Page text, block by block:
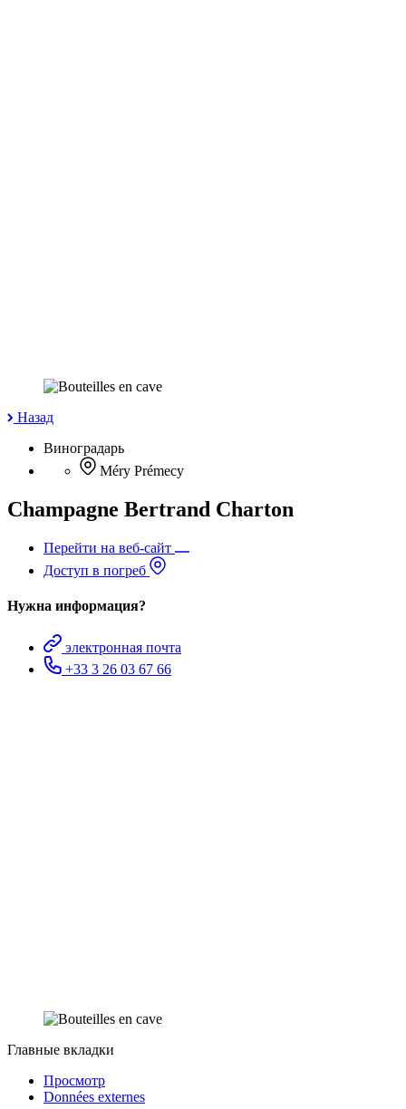
Назад
Виноградарь
Méry Prémecy
Champagne Bertrand Charton
Перейти на веб-сайт
Доступ в погреб
Нужна информация?
электронная почта
+33 3 26 03 67 66
Главные вкладки
Просмотр
Données externes